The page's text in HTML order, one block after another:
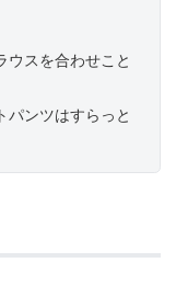
ウスを合わせこと
パンツはすらっと